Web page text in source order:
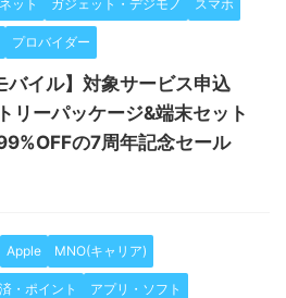
ット ガジェット・デジモノ スマホ
プロバイダー
バイル】対象サービス申込
リーパッケージ&端末セット
の7周年記念セール
Apple MNO(キャリア)
・ポイント アプリ・ソフト